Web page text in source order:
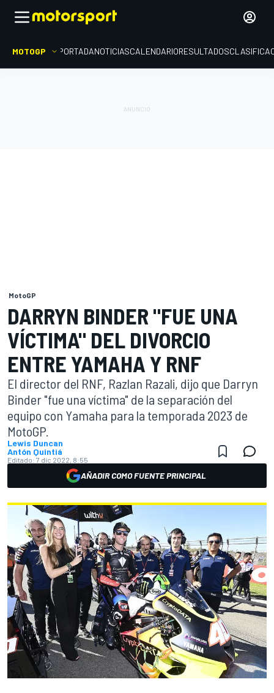
MOTOGP PORTADANOTICIASCALENDARIORESULTADOS
MotoGP
DARRYN BINDER "FUE UNA
VÍCTIMA" DEL DIVORCIO
ENTRE YAMAHA Y RNF
El director del RNF, Razlan Razali, dijo que Darryn
Binder "fue una víctima" de la separación del
equipo con Yamaha para la temporada 2023 de
MotoGP.
Lewis Duncan
Antón Quintiá
Editado: 7 dic 2022, 8:55
AÑADIR COMO FUENTE PRINCIPAL